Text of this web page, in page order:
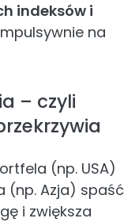
indeksów i
na
– czyli
(np. USA)
(np. Azja) spaść
i zwiększa